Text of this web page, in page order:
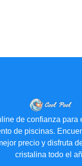
de confianza para
de piscinas.
precio y disfruta
cristalina todo el